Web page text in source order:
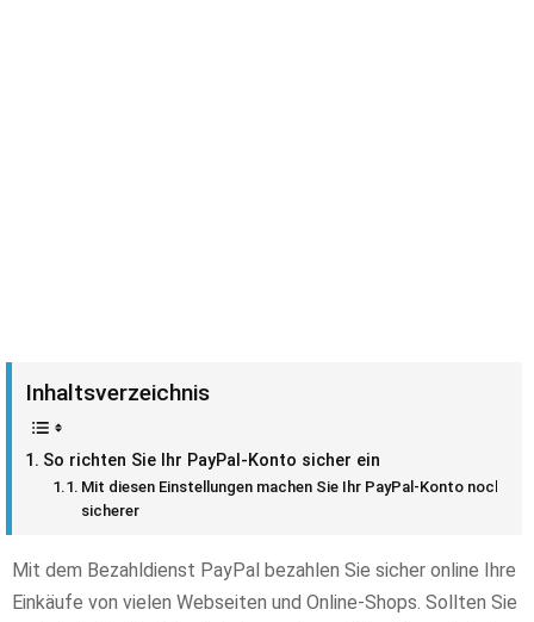
Inhaltsverzeichnis
So richten Sie Ihr PayPal-Konto sicher ein
Mit diesen Einstellungen machen Sie Ihr PayPal-Konto noch
sicherer
Mit dem Bezahldienst PayPal bezahlen Sie sicher online Ihre
Einkäufe von vielen Webseiten und Online-Shops. Sollten Sie